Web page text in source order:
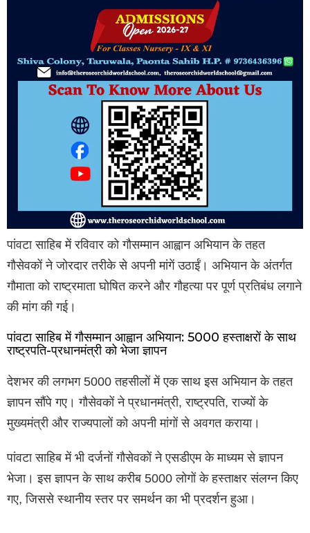
पांवटा साहिब में रविवार को गौसम्मान आह्वान अभियान के तहत
गौसेवकों ने जोरदार तरीके से अपनी मांगें उठाईं। अभियान के अंतर्गत
गौमाता को राष्ट्रमाता घोषित करने और गौहत्या पर पूर्ण प्रतिबंध लगाने
की मांग की गई।
पांवटा साहिब में गौसम्मान आह्वान अभियान: 5000 हस्ताक्षरों के साथ
राष्ट्रपति-प्रधानमंत्री को भेजा ज्ञापन
देशभर की लगभग 5000 तहसीलों में एक साथ इस अभियान के तहत
ज्ञापन सौंपे गए। गौसेवकों ने प्रधानमंत्री, राष्ट्रपति, राज्यों के
मुख्यमंत्री और राज्यपालों को अपनी मांगों से अवगत कराया।
पांवटा साहिब में भी दर्जनों गौसेवकों ने एसडीएम के माध्यम से ज्ञापन
भेजा। इस ज्ञापन के साथ करीब 5000 लोगों के हस्ताक्षर संलग्न किए
गए, जिससे स्थानीय स्तर पर समर्थन का भी प्रदर्शन हुआ।